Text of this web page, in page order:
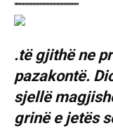
“””””””””””””””””””””””
.të gjithë ne
pazakontë.
sjellë
grinë e jetës